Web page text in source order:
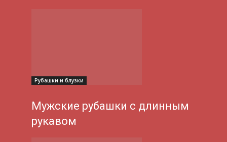
Рубашки и блузки
Мужские рубашки с длинным
рукавом